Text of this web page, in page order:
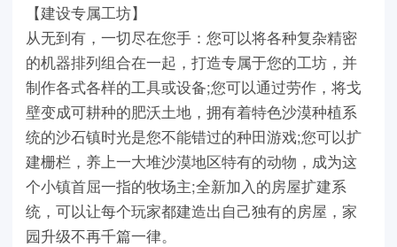
【建设专属工坊】
从无到有，一切尽在您手：您可以将各种复杂精密
的机器排列组合在一起，打造专属于您的工坊，并
制作各式各样的工具或设备;您可以通过劳作，将戈
壁变成可耕种的肥沃土地，拥有着特色沙漠种植系
统的沙石镇时光是您不能错过的种田游戏;您可以扩
建栅栏，养上一大堆沙漠地区特有的动物，成为这
个小镇首屈一指的牧场主;全新加入的房屋扩建系
统，可以让每个玩家都建造出自己独有的房屋，家
园升级不再千篇一律。